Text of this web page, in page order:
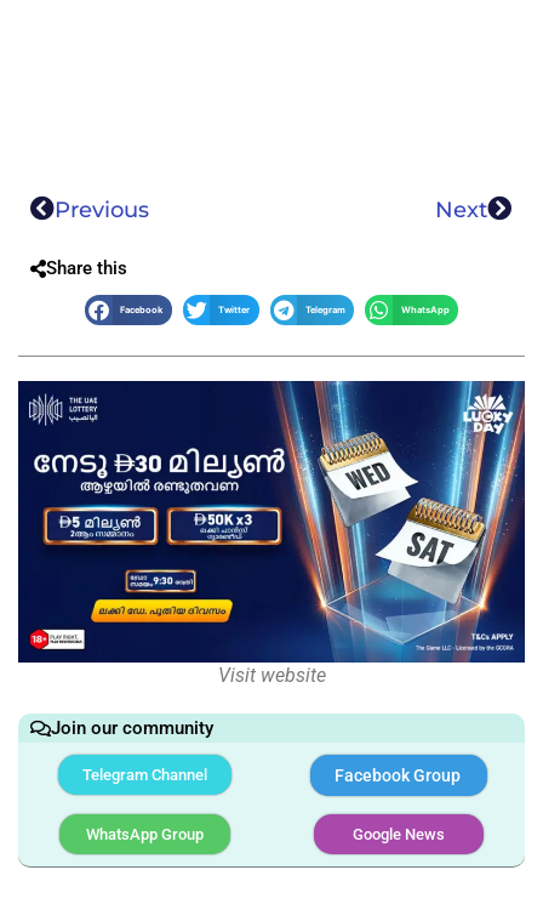
Previous Next
Share this
Facebook Twitter Telegram WhatsApp
Visit website
Join our community
Telegram Channel Facebook Group
WhatsApp Group Google News